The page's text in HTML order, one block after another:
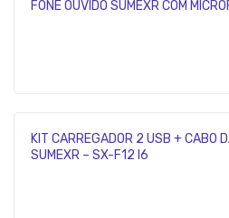
FONE OUVIDO SUMEXR COM
KIT CARREGADOR 2 USB + CABO
SUMEXR – SX-F12 I6